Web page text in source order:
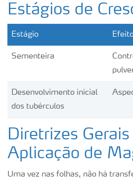
Estágios de
Estágio
Sementeira
Desenvolvimento inicial
dos tubérculos
Diretrizes Gerais
Aplicação de
Uma vez nas folhas, não há